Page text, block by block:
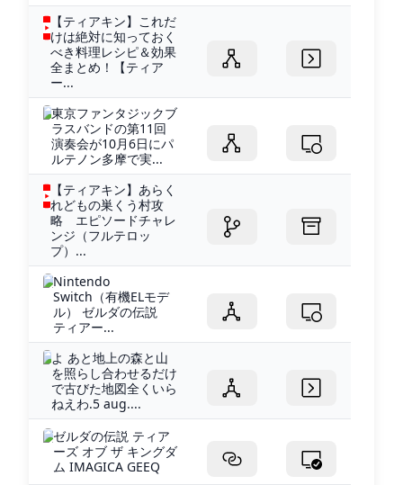
【ティアキン】これだ
けは絶対に知っておく
べき料理レシピ＆効果
全まとめ！【ティア
ー...
東京ファンタジックブ
ラスバンドの第11回
演奏会が10月6日にパ
ルテノン多摩で実...
【ティアキン】あらく
れどもの巣くう村攻
略 エピソードチャレ
ンジ（フルテロッ
プ）...
Nintendo
Switch（有機ELモデ
ル） ゼルダの伝説
ティアー...
よ あと地上の森と山
を照らし合わせるだけ
で古びた地図全くいら
ねえわ.5 aug....
ゼルダの伝説 ティア
ーズ オブ ザ キングダ
ム IMAGICA GEEQ